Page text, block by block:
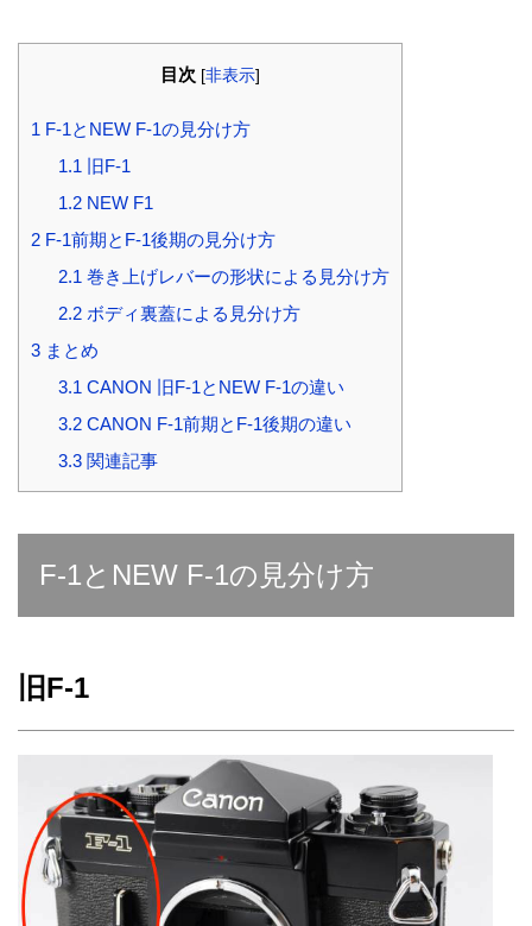
目次 [非表示]
1 F-1とNEW F-1の見分け方
1.1 旧F-1
1.2NEW F1
2 F-1前期とF-1後期の見分け方
2.1 巻き上げレバーの形状による見分け方
2.2ボディ裏蓋による見分け方
3 まとめ
3.1 CANON 旧F-1とNEW F-1の違い
3.2CANON F-1前期とF-1後期の違い
3.3関連記事
F-1とNEW F-1の見分け方
旧F-1